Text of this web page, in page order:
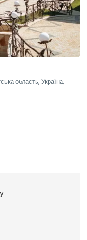
область, Україна,